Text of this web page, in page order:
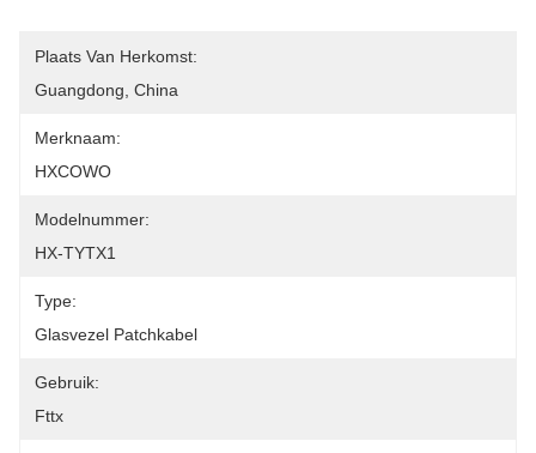
Plaats Van Herkomst:
Guangdong, China
Merknaam:
HXCOWO
Modelnummer:
HX-TYTX1
Type:
Glasvezel Patchkabel
Gebruik:
Fttx